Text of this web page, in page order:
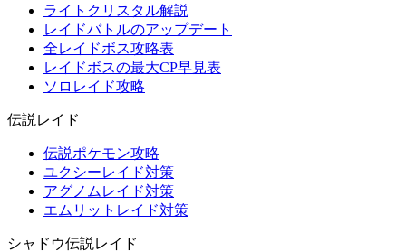
ライトクリスタル解説
レイドバトルのアップデート
全レイドボス攻略表
レイドボスの最大CP早見表
ソロレイド攻略
伝説レイド
伝説ポケモン攻略
ユクシーレイド対策
アグノムレイド対策
エムリットレイド対策
シャドウ伝説レイド